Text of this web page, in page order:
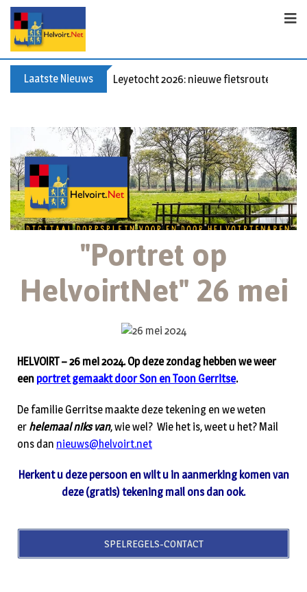
Laatste Nieuws 60+ en nog zin om te voetballen? Kom
"Portret op
HelvoirtNet" 26 mei
HELVOIRT – 26 mei 2024. Op deze zondag hebben we weer
een portret gemaakt door Son en Toon Gerritse.
De familie Gerritse maakte deze tekening en we weten
er helemaal niks van, wie wel? Wie het is, weet u het? Mail
ons dan nieuws@helvoirt.net
Herkent u deze persoon en wilt u in aanmerking komen van
deze (gratis) tekening mail ons dan ook.
SPELREGELS-CONTACT